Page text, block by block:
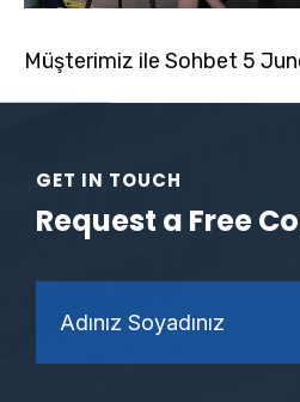
Müşterimiz ile Sohbet 5
GET IN TOUCH
Request a Free